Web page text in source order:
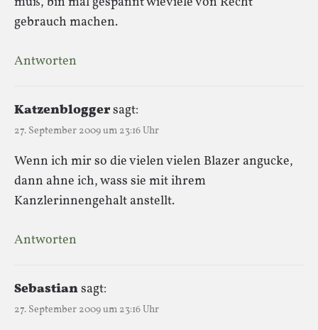
gebrauch machen.
Antworten
Katzenbloggersagt:
27. September 2009 um 23:16 Uhr
Wenn ich mir so die vielen vielen Blazer angucke,
dann ahne ich, wass sie mit ihrem
Kanzlerinnengehalt anstellt.
Antworten
Sebastiansagt:
27. September 2009 um 23:16 Uhr